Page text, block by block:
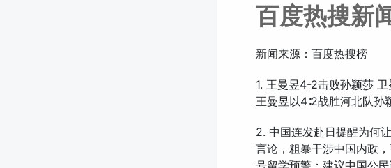
百度热搜新
新闻来源：百度热搜榜
1. 王曼昱4-2击败孙颖莎
王曼昱以4∶2战胜河北队孙
2. 中国连发赴日提醒为何
言论，粗暴干涉中国内政